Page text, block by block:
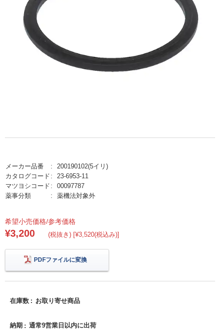
メーカー品番
200190102(5イリ)
カタログコード
23-6953-11
マツヨシコード
00097787
薬事分類
薬機法対象外
希望小売価格/参考価格
¥3,200 (税抜き) [¥3,520(税込み)]
PDFファイルに変換
在庫数 お取り寄せ商品
納期 通常9営業日以内に出荷